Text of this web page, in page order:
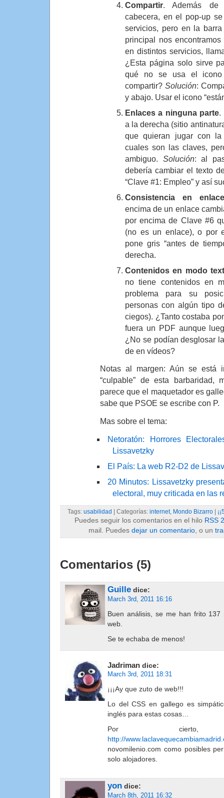
Compartir. Además de
cabecera, en el pop-up
servicios, pero en la
principal nos
en distintos servicios,
¿Esta página solo sirve
qué no se usa el icono
compartir? Solución:
y abajo. Usar el icono
Enlaces a ninguna parte.
a la derecha (sitio
que quieran jugar con la
cuales son las claves,
ambiguo. Solución: al
debería cambiar el texto
“Clave #1: Empleo” y así
Consistencia en
encima de un enlace
por encima de Clave #6
(no es un enlace), o por
pone gris “antes de
derecha.
Contenidos en modo
no tiene contenidos en
problema para su
personas con algún tipo
ciegos). ¿Tanto costaba
fuera un PDF aunque
¿No se podían desglosar
de en vídeos?
Notas al margen: Aún se está
“culpable” de esta barbaridad,
parece que el maquetador es
sabe que PSOE se escribe con P.
Mas sobre el tema:
Netoratón: Horrores
Lissavetzky
El País: La web R2-D2 de
20 Minutos: Lissavetzky
electoral, muy criticada en las
Tags: usabilidad | Categorías: internet, Mondo Bizarro |
Puedes seguir los comentarios en el hilo RSS
mail. Puedes dejar un comentario , o un
Comentarios (5)
Guille dice:
March 3rd, 2011 16:16
Buen análisis, se me han frito
web.
Se te echaba de menos!
Jadriman dice:
March 3rd, 2011 18:31
¡¡¡Ay que zuto de web!!!
Lo del CSS en gallego es
inglés para estas cosas…
Por cierto,
http://
novomilenio.com como posibles
solo alojadores.
yon dice:
March 8th, 2011 16:32